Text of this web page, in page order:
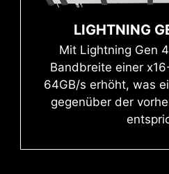
paar Schritte befolgst.
LIGHTNING
Mit Lightning Gen
Bandbreite einer
64GB/s erhöht, was
gegenüber der
Technologie sind die
bereit, erstklassige
Der weiterentwickelte
Technology)-
Fehlerrate von
Interferenzen. Durch
können MSI-
Anwendung für
Diagnosen und
Anwendung kannst du
zur Hardware und
überwachen und sie in
wie CSV und